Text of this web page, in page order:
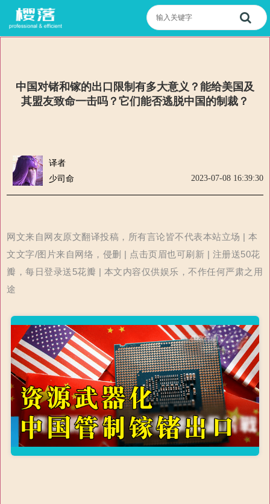
中国对锗和镓的出口限制有多大意义？能给美国及
其盟友致命一击吗？它们能否逃脱中国的制裁？
译者
少司命
2023-07-08 16:39:30
网文来自网友原文翻译投稿，所有言论皆不代表本站立场 | 本
文文字/图片来自网络，侵删 | 点击页眉也可刷新 | 注册送50花
瓣，每日登录送5花瓣 | 本文内容仅供娱乐，不作任何严肃之用
途